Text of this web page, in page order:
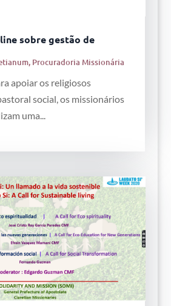
sobre gestão de
, Procuradoria Missionária
apoiar os religiosos
social, os missionários
uma...